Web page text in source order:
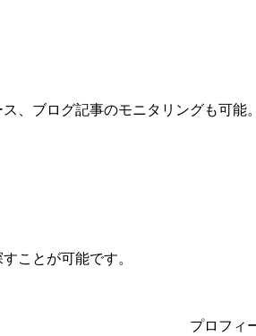
、ブログ記事のモニタリングも可能。
ことが可能です。
プロフィ